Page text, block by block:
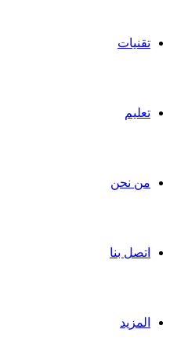
تقنيات
تعليم
من نحن
اتصل بنا
المزيد